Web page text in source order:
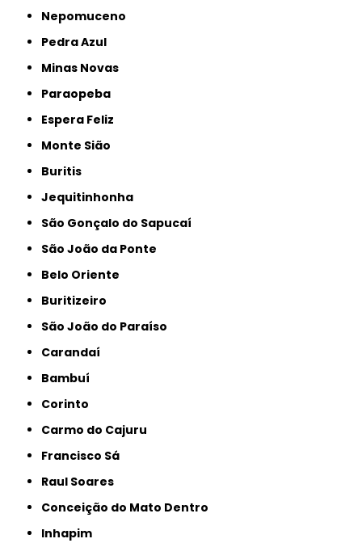
Nepomuceno
Pedra Azul
Minas Novas
Paraopeba
Espera Feliz
Monte Sião
Buritis
Jequitinhonha
São Gonçalo do Sapucaí
São João da Ponte
Belo Oriente
Buritizeiro
São João do Paraíso
Carandaí
Bambuí
Corinto
Carmo do Cajuru
Francisco Sá
Raul Soares
Conceição do Mato Dentro
Inhapim